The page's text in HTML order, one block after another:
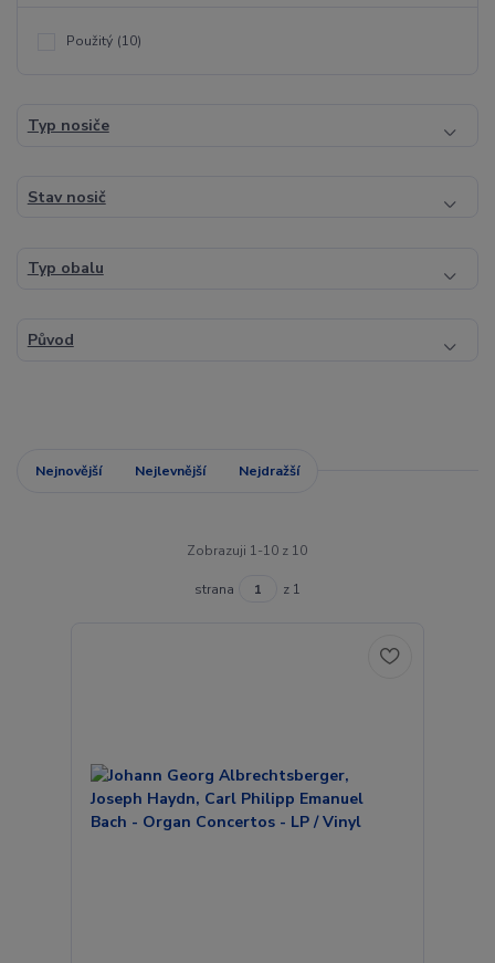
Použitý (10)
Typ nosiče
Stav nosič
Typ obalu
Původ
Nejnovější Nejlevnější Nejdražší
Zobrazuji 1-10 z 10
strana z 1